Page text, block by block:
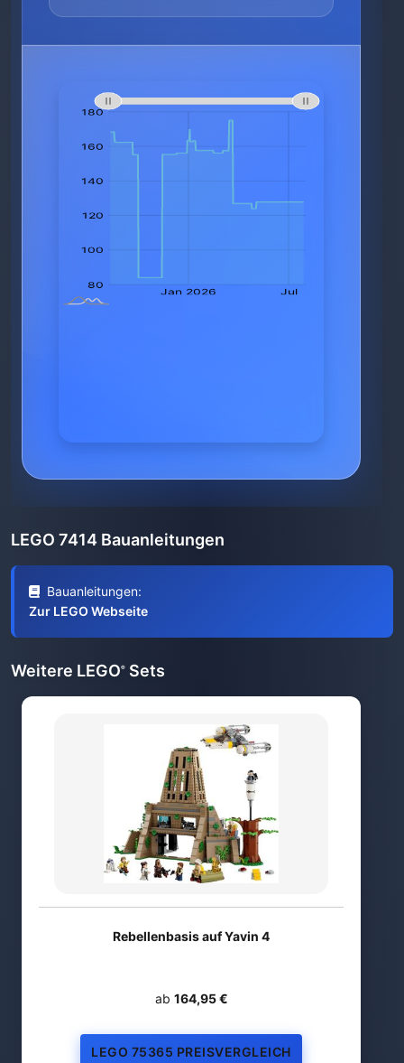
LEGO 7414 Bauanleitungen
Bauanleitungen:
Zur LEGO Webseite
Weitere LEGO® Sets
Rebellenbasis auf Yavin 4
ab 164,95 €
LEGO 75365 PREISVERGLEICH